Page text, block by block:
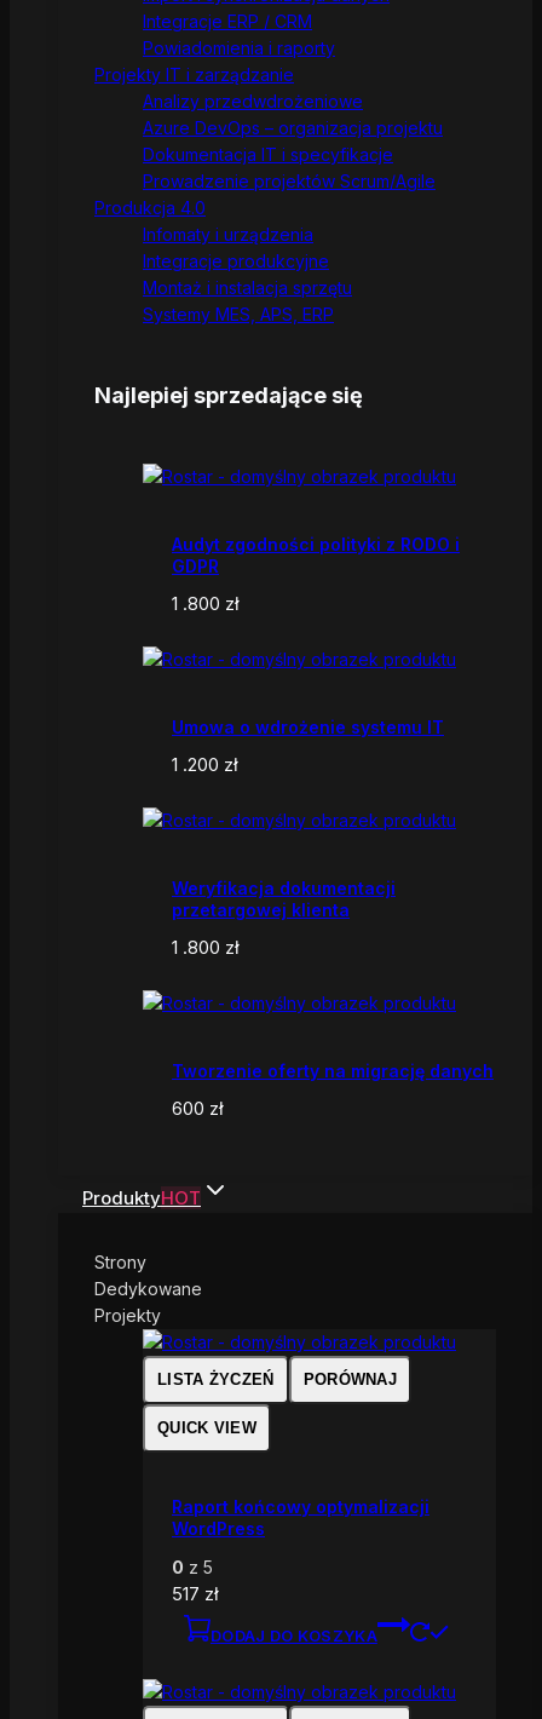
Integracje ERP / CRM
Powiadomienia i raporty
Projekty IT i zarządzanie
Analizy przedwdrożeniowe
Azure DevOps – organizacja projektu
Dokumentacja IT i specyfikacje
Prowadzenie projektów Scrum/Agile
Produkcja 4.0
Infomaty i urządzenia
Integracje produkcyjne
Montaż i instalacja sprzętu
Systemy MES, APS, ERP
Najlepiej sprzedające się
Audyt zgodności polityki z RODO i
GDPR
1 .800 zł
Umowa o wdrożenie systemu IT
1 .200 zł
Weryfikacja dokumentacji
przetargowej klienta
1 .800 zł
Tworzenie oferty na migrację danych
600 zł
ProduktyHOT
Strony
Dedykowane
Projekty
LISTA ŻYCZEŃ PORÓWNAJ
QUICK VIEW
Raport końcowy optymalizacji
WordPress
0 z 5
517 zł
DODAJ DO KOSZYKA